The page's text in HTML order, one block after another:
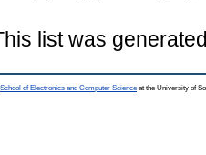
list was
School of Electronics and Computer Science at the University of